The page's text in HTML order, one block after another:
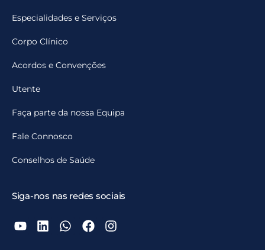
Especialidades e Serviços
Corpo Clínico
Acordos e Convenções
Utente
Faça parte da nossa Equipa
Fale Connosco
Conselhos de Saúde
Siga-nos nas redes sociais